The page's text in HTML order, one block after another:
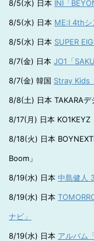
8/5(水) 日本 INI「
8/5(水) 日本 ME:I 4thシ
8/5(水) 日本 SUPER
8/7(金) 日本 JO1「
8/7(金) 韓国 Stray Kids
8/8(土) 日本 TAKARAデ
8/17(月) 日本 KO1KEYZ
8/18(火) 日本
Boom」
8/19(水) 日本 中島健人
8/19(水) 日本
ナビ」
8/19(水) 日本 アルバム